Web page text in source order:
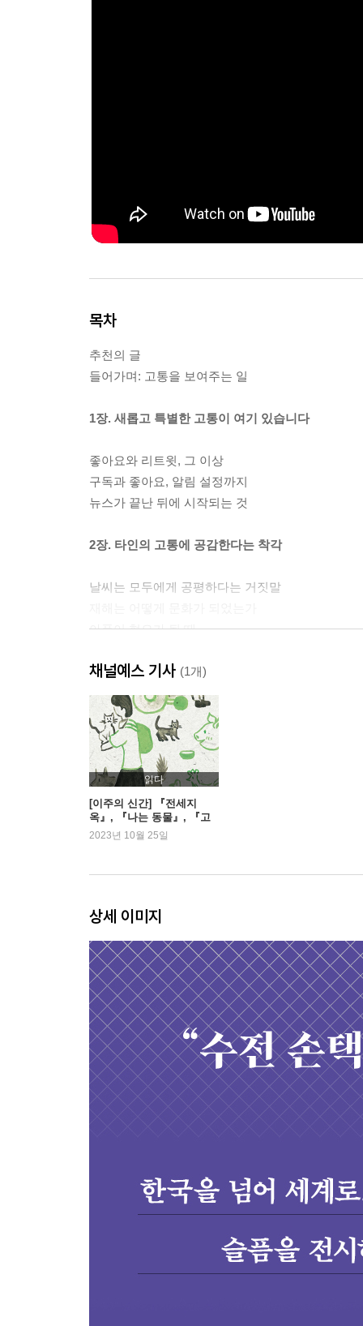
목차
추천의 글
들어가며: 고통을 보여주는 일
1장. 새롭고 특별한 고통이 여기 있습니다
좋아요와 리트윗, 그 이상
구독과 좋아요, 알림 설정까지
뉴스가 끝난 뒤에 시작되는 것
2장. 타인의 고통에 공감한다는 착각
날씨는 모두에게 공평하다는 거짓말
아픔이 혐오가 될 때
어떤 이야기는 이름을 갖지 못한다
3장. 나와 닮지 않은 이들의 아픔
우리가 알고리즘 밖으로 나올 수 있다면
트리거 워닝: 눈길을 사로잡거나 돌리게 하거나
고통의 현지화가 필요할 때
지역에서 유독 사건 사고가 많이 일어나는 이유
만들어진 전쟁, 젠더 갈등
그저 뉴스거리로 끝나는 많은 일들
연민이 세상을 바꾸지 못한다고 해도
언어, 계급, 인종을 넘어서는 보편적인 언어
사적 애도를 위한 공적 애도
나가며: 영원히 움직이는 텍스트
참고한 책들
주
채널예스 기사 (1개)
읽다
[이주의 신간] 『전세지
옥』, 『나는 동물』, 『고
통 구경하는 사회』
2023년 10월 25일
상세 이미지